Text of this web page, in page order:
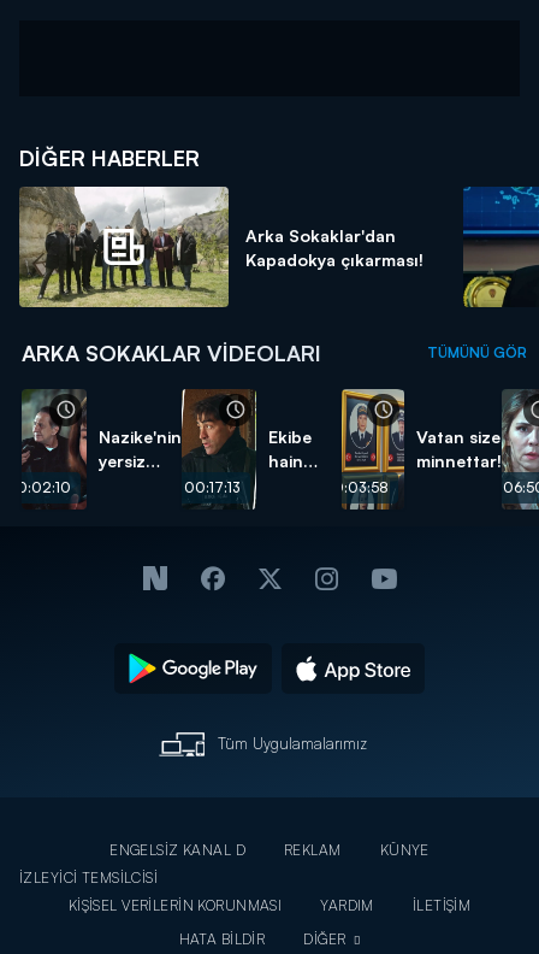
DIĞER HABERLER
Arka Sokaklar'dan
Kapadokya çıkarması!
ARKA SOKAKLAR VIDEOLARI TÜMÜNÜ GÖR
00:02:10
Nazike'nin
yersiz
00:17:13
Ekibe
hain
00:03:58
Vatan size
minnettar!
Tüm Uygulamalarımız
ENGELSİZ KANAL D REKLAM
KÜNYE
İZLEYİCİ TEMSİLCİSİ
KİŞİSEL VERİLERİN KORUNMASI
YARDIM
İLETİŞİM
HATA BİLDİR
DİĞER